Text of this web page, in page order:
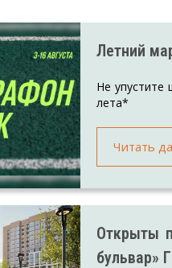
Летний
Не упустите
лета*
Читать
Открыты
бульвар»